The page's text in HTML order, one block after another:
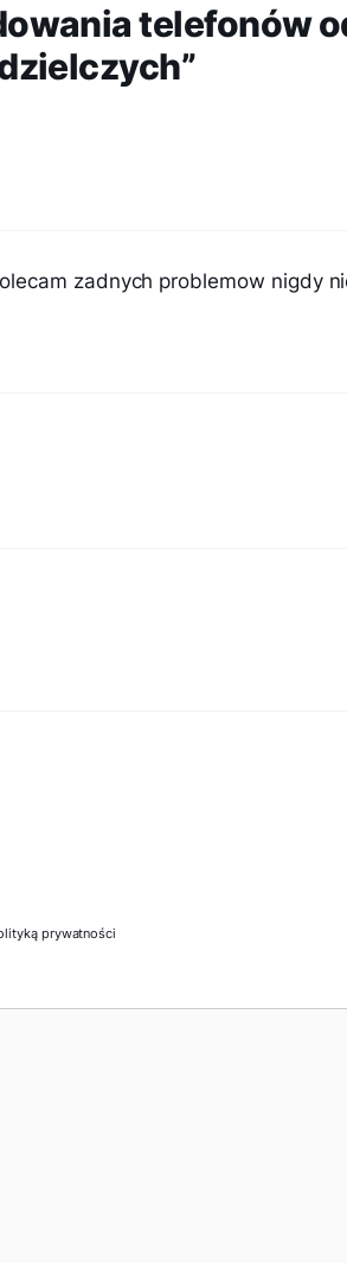
telefonów
zadnych problemow nigdy
prywatności